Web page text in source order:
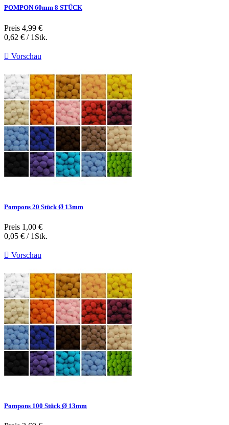
POMPON 60mm 8 STÜCK
Preis 4,99 €
0,62 € / 1Stk.
 Vorschau
Pompons 20 Stück Ø 13mm
Preis 1,00 €
0,05 € / 1Stk.
 Vorschau
Pompons 100 Stück Ø 13mm